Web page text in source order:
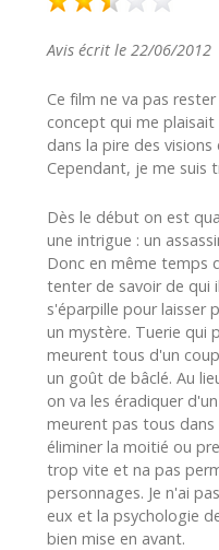
Avis écrit le 22/06/2012
Ce film ne va pas
concept qui me
dans la pire des
Cependant, je me suis
Dès le début on est
une intrigue : un
Donc en même temps
tenter de savoir de qui
s'éparpille pour laisser
un mystère. Tuerie qui
meurent tous d'un
un goût de bâclé. Au
on va les éradiquer
meurent pas tous dans
éliminer la moitié ou
trop vite et na pas
personnages. Je n'ai
eux et la psychologie
bien mise en avant.